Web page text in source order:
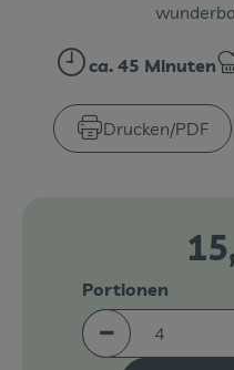
Firmenkunden
Veranstaltungen
Zubreitungszeit:
ca. 45 Minuten
Drucken​/​PDF
Portionen
Portionen